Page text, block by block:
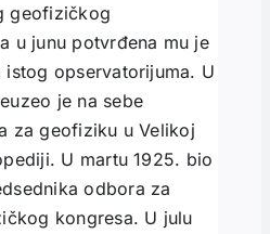
geofizičkog
u junu potvrđena mu je
opservatorijuma. U
je na sebe
za geofiziku u Velikoj
U martu 1925. bio je
odbora za
kongresa. U julu